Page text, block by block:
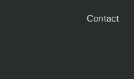
Contact